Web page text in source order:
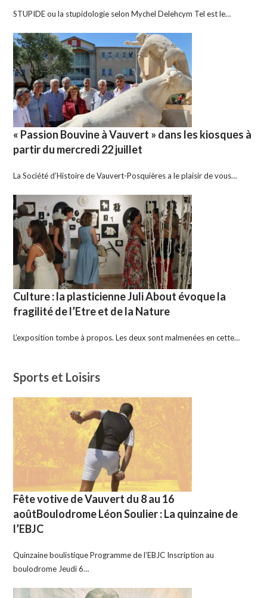
STUPIDE ou la stupidologie selon Mychel Delehcym Tel est le…
« Passion Bouvine à Vauvert » dans les kiosques à
partir du mercredi 22 juillet
La Société d’Histoire de Vauvert-Posquières a le plaisir de vous…
Culture : la plasticienne Juli About évoque la
fragilité de l’Etre et de la Nature
L’exposition tombe à propos. Les deux sont malmenées en cette…
Sports et Loisirs
Fête votive de Vauvert du 8 au 16
aoûtBoulodrome Léon Soulier : La quinzaine de
l’EBJC
Quinzaine boulistique Programme de l’EBJC Inscription au
boulodrome Jeudi 6…